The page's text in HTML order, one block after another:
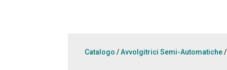
Catalogo /Avvolgitrici Semi-Automatiche/